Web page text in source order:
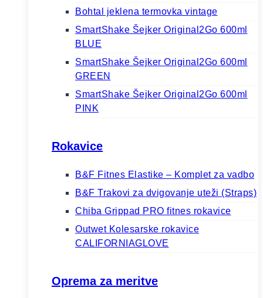
Bohtal jeklena termovka vintage
SmartShake Šejker Original2Go 600ml
BLUE
SmartShake Šejker Original2Go 600ml
GREEN
SmartShake Šejker Original2Go 600ml
PINK
Rokavice
B&F Fitnes Elastike – Komplet za vadbo
B&F Trakovi za dvigovanje uteži (Straps)
Chiba Grippad PRO fitnes rokavice
Outwet Kolesarske rokavice
CALIFORNIAGLOVE
Oprema za meritve